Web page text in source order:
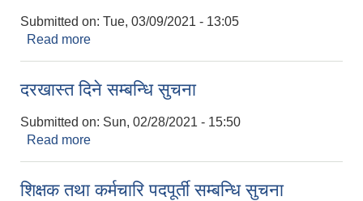
Submitted on: Tue, 03/09/2021 - 13:05
Read more
दरखास्त दिने सम्बन्धि सुचना
Submitted on: Sun, 02/28/2021 - 15:50
Read more
शिक्षक तथा कर्मचारि पदपूर्ती सम्बन्धि सुचना